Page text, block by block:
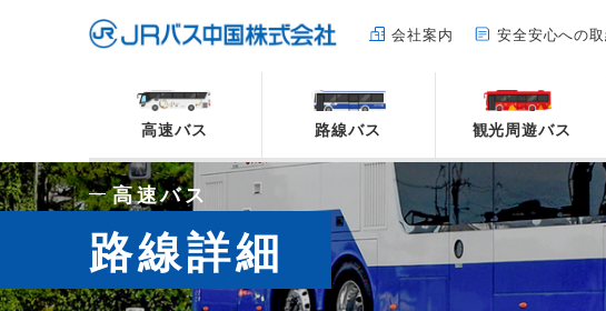
会社案内 安全安心への
高速バス 路線バス 観光周遊バス
高速バス
路線詳細